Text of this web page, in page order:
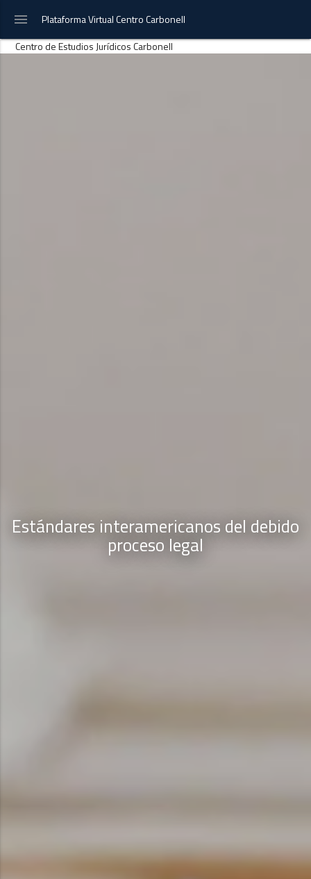
Plataforma Virtual Centro Carbonell
menu
Centro de Estudios Jurídicos Carbonell
Estándares interamericanos del debido
proceso legal